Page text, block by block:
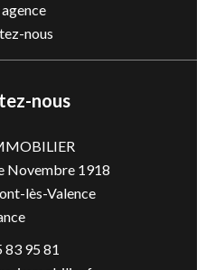
nous
nous
Novembre 1918
lès-Valence
83 95 81